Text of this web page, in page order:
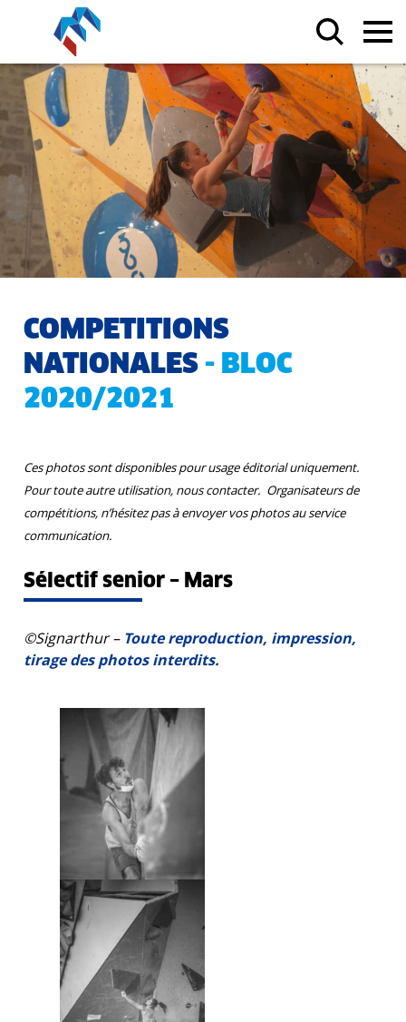
COMPETITIONS
NATIONALES - BLOC
2020/2021
Ces photos sont disponibles pour usage éditorial uniquement.
Pour toute autre utilisation, nous contacter. Organisateurs de
compétitions, n’hésitez pas à envoyer vos photos au service
communication.
Sélectif senior – Mars
©Signarthur – Toute reproduction, impression,
tirage des photos interdits.